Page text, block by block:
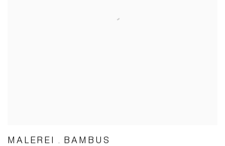
MALEREI . BAMBUS